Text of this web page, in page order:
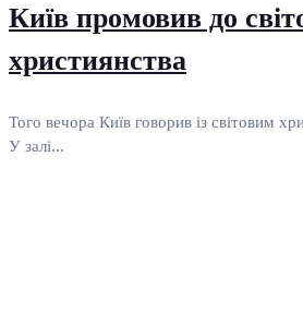
Київ промовив до
християнства
Того вечора Київ говорив із світовим
У залі...